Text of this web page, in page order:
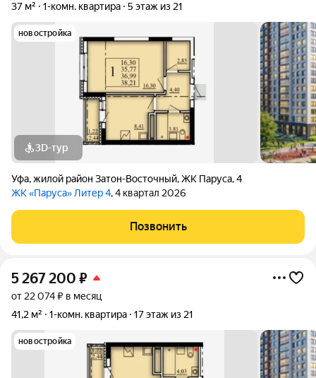
37 м²
1-комн. квартира 5 этаж из 21
новостройка
3D-тур
Уфа,жилой район Затон-Восточный,ЖК Паруса,4
ЖК «Паруса» Литер 4, 4 квартал 2026
Позвонить
5 267 200 ₽
от 22 074 ₽ в месяц
41,2 м²
1-комн. квартира 17 этаж из 21
новостройка